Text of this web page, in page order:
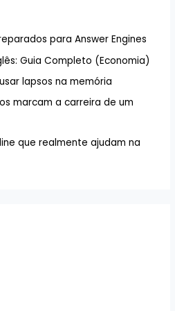
para Answer Engines
Guia Completo (Economia)
lapsos na memória
marcam a carreira de um
que realmente ajudam na